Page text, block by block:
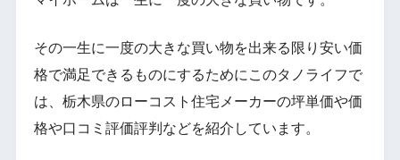
その一生に一度の大きな買い物を出来る限り安い価
格で満足できるものにするためにこのタノライフで
は、栃木県のローコスト住宅メーカーの坪単価や価
格や口コミ評価評判などを紹介しています。